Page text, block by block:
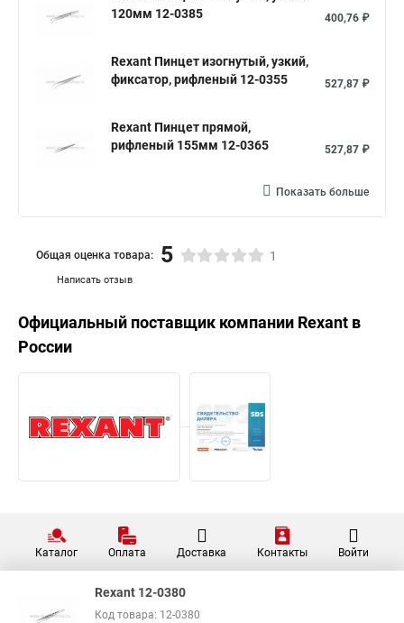
120мм 12-0385
400,76 ₽
Rexant Пинцет изогнутый, узкий,
фиксатор, рифленый 12-0355
527,87 ₽
Rexant Пинцет прямой,
рифленый 155мм 12-0365
527,87 ₽
Показать больше
Написать отзыв
Общая оценка товара: 5 1
Официальный поставщик компании Rexant в
России
Каталог Оплата Доставка Контакты Войти
Rexant 12-0380
Код товара: 12-0380